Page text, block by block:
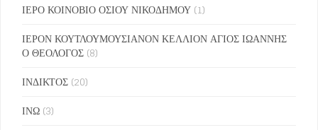
ΙΕΡΟ ΚΟΙΝΟΒΙΟ ΟΣΙΟΥ ΝΙΚΟΔΗΜΟΥ (1)
ΙΕΡΟΝ ΚΟΥΤΛΟΥΜΟΥΣΙΑΝΟΝ ΚΕΛΛΙΟΝ ΑΓΙΟΣ ΙΩΑΝΝΗΣ
Ο ΘΕΟΛΟΓΟΣ (8)
ΙΝΔΙΚΤΟΣ (20)
ΙΝΩ (3)